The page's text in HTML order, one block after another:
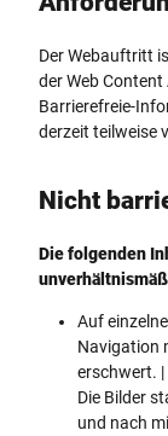
Der Webauftritt
der Web
Barrierefreie-
derzeit teilweise
Nicht
Die folgenden
Auf
Navigation
erschwert. |
Die Bilder
und nach